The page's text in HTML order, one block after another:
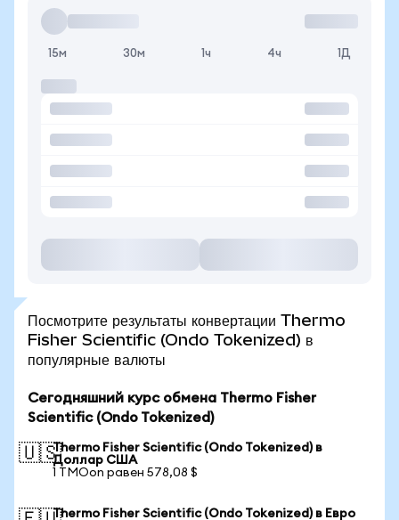
15м 30м 1ч 4ч 1Д
Посмотрите результаты конвертации Thermo
Fisher Scientific (Ondo Tokenized) в
популярные валюты
Сегодняшний курс обмена Thermo Fisher
Scientific (Ondo Tokenized)
🇺🇸Thermo Fisher Scientific (Ondo Tokenized) в
Доллар США
1 TMOon равен 578,08 $
Thermo Fisher Scientific (Ondo Tokenized) в Евро